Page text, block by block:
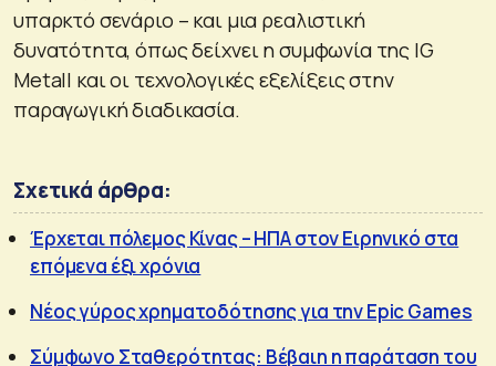
υπαρκτό σενάριο – και μια ρεαλιστική
δυνατότητα, όπως δείχνει η συμφωνία της IG
Metall και οι τεχνολογικές εξελίξεις στην
παραγωγική διαδικασία.
Σχετικά άρθρα:
Έρχεται πόλεμος Κίνας – ΗΠΑ στον Ειρηνικό στα
επόμενα έξι χρόνια
Νέος γύρος χρηματοδότησης για την Epic Games
Σύμφωνο Σταθερότητας: Βέβαιη η παράταση του